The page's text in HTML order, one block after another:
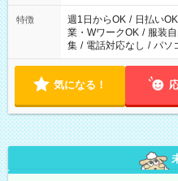
特徴 週1日からOK / 日払いOK
業・WワークOK / 服装
集 / 電話対応なし / パソ
気になる！